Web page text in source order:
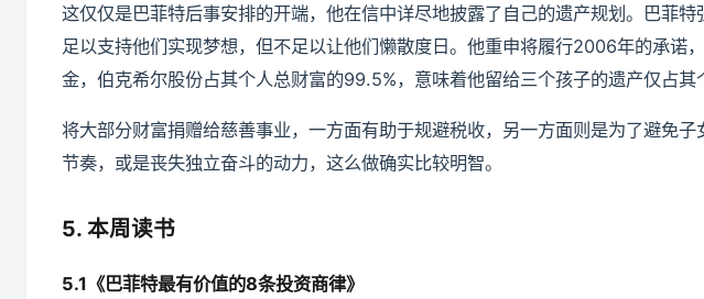
这仅仅是巴菲特后事安排的开端，他在信中详尽地披露了自己的遗产规划。巴菲特
足以支持他们实现梦想，但不足以让他们懒散度日。他重申将履行2006年的承诺
金，伯克希尔股份占其个人总财富的99.5%，意味着他留给三个孩子的遗产仅占其
将大部分财富捐赠给慈善事业，一方面有助于规避税收，另一方面则是为了避免
节奏，或是丧失独立奋斗的动力，这么做确实比较明智。
5. 本周读书
5.1《巴菲特最有价值的8条投资商律》